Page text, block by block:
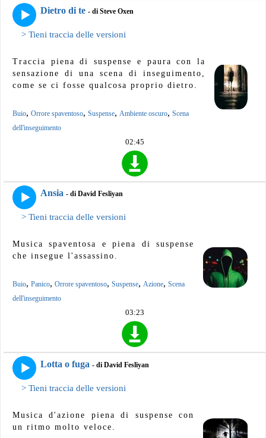
Dietro di te - di Steve Oxen
> Tieni traccia delle versioni
Traccia piena di suspense e paura con la
sensazione di una scena di inseguimento,
come se ci fosse qualcosa proprio dietro.
Buio, Orrore spaventoso, Suspense, Ambiente oscuro, Scena
dell'inseguimento
02:45
Ansia - di David Fesliyan
> Tieni traccia delle versioni
Musica spaventosa e piena di suspense
che insegue l'assassino.
Buio, Panico, Orrore spaventoso, Suspense, Azione, Scena
dell'inseguimento
03:23
Lotta o fuga - di David Fesliyan
> Tieni traccia delle versioni
Musica d'azione piena di suspense con
un ritmo molto veloce.